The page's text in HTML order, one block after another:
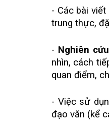
- Các bài
trung thực,
- Nghiên
nhìn, cách
quan điểm,
- Việc sử
đạo văn (kể